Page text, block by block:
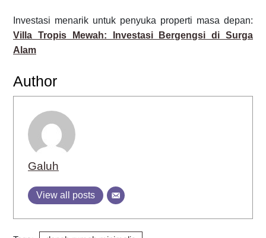
Investasi menarik untuk penyuka properti masa depan:
Villa Tropis Mewah: Investasi Bergengsi di Surga
Alam
Author
Galuh
View all posts